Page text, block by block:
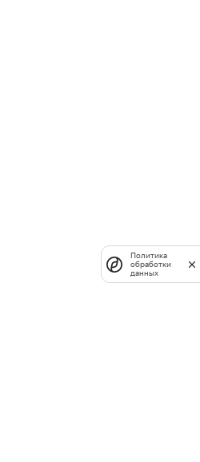
Политика
обработки
данных